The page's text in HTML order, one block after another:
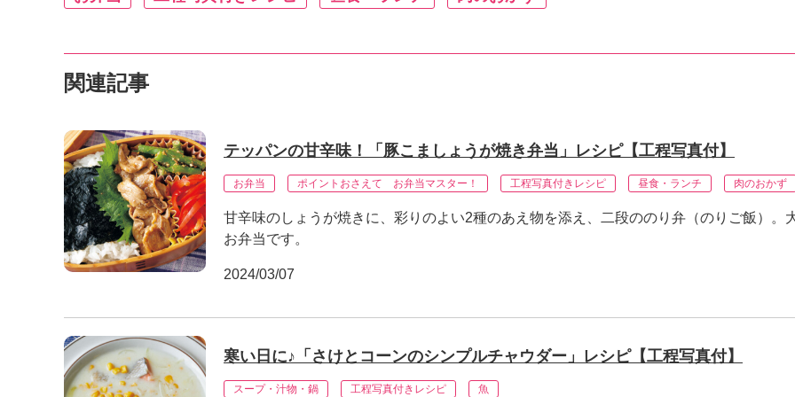
関連記事
テッパンの甘辛味！「豚こましょうが焼き弁当」レシピ【工程写真付】
お弁当 ポイントおさえて お弁当マスター！ 工程写真付きレシピ 昼食・ランチ 肉のおかず
甘辛味のしょうが焼きに、彩りのよい2種のあえ物を添え、二段ののり弁（のりご飯）。
お弁当です。
2024/03/07
寒い日に♪「さけとコーンのシンプルチャウダー」レシピ【工程写真付】
スープ・汁物・鍋 工程写真付きレシピ 魚